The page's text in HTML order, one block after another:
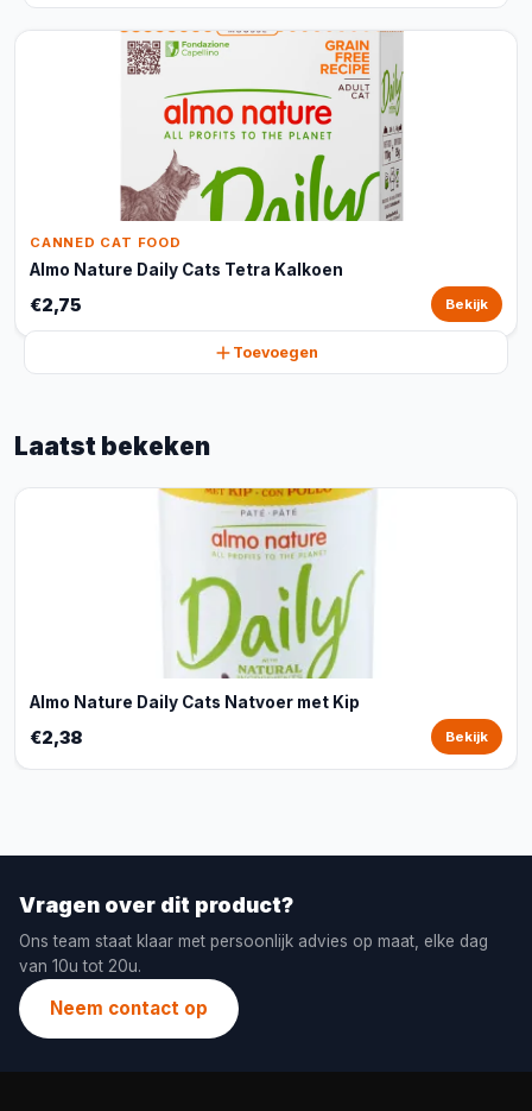
CANNED CAT FOOD
Almo Nature Daily Cats Tetra Kalkoen
€2,75 Bekijk
Toevoegen
Laatst bekeken
Almo Nature Daily Cats Natvoer met Kip
€2,38 Bekijk
Vragen over dit product?
Ons team staat klaar met persoonlijk advies op maat, elke dag
van 10u tot 20u.
Neem contact op